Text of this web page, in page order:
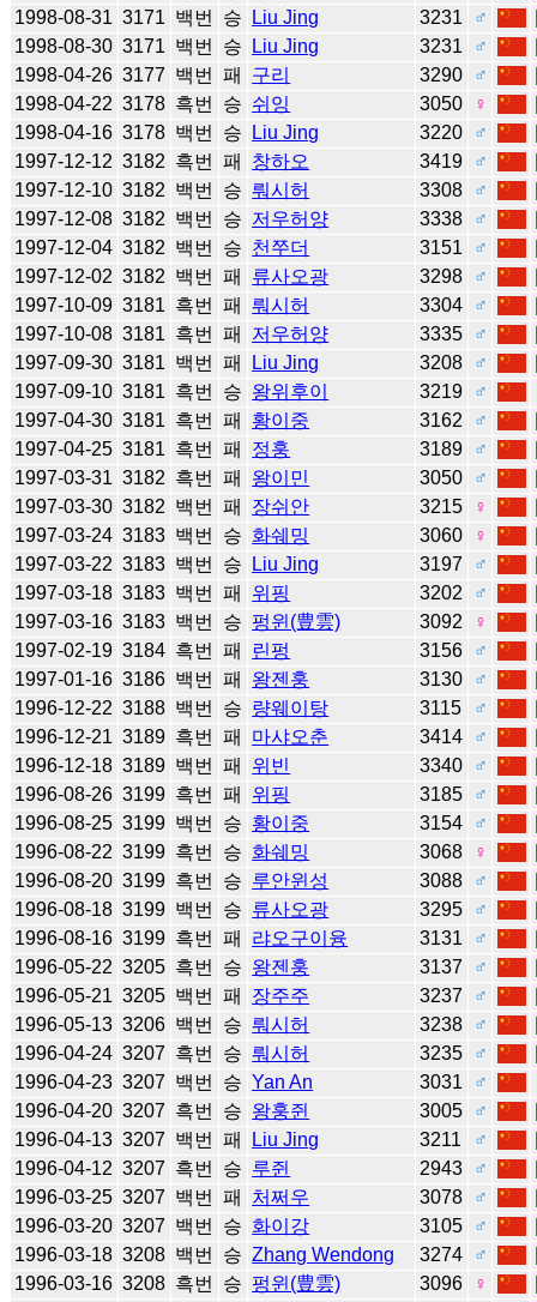
1998-08-31 3171 백번 승 Liu Jing 3231 ♂
1998-08-30 3171 백번 승 Liu Jing 3231 ♂
1998-04-26 3177 백번 패 구리 3290 ♂
1998-04-22 3178 흑번 승 쉬잉 3050 ♀
1998-04-16 3178 백번 승 Liu Jing 3220 ♂
1997-12-12 3182 흑번 패 창하오 3419 ♂
1997-12-10 3182 백번 승 뤄시허 3308 ♂
1997-12-08 3182 백번 승 저우허양 3338 ♂
1997-12-04 3182 백번 승 천쭈더 3151 ♂
1997-12-02 3182 백번 패 류사오광 3298 ♂
1997-10-09 3181 흑번 패 뤄시허 3304 ♂
1997-10-08 3181 흑번 패 저우허양 3335 ♂
1997-09-30 3181 백번 패 Liu Jing 3208 ♂
1997-09-10 3181 흑번 승 왕위후이 3219
♂
1997-04-30 3181 흑번 패 황이중 3162 ♂
1997-04-25 3181 흑번 패 정훙 3189 ♂
1997-03-31 3182 흑번 패 왕이민 3050 ♂
1997-03-30 3182 백번 패 장쉬안 3215 ♀
1997-03-24 3183 백번 승 화쉐밍 3060 ♀
1997-03-22 3183 백번 승 Liu Jing 3197 ♂
1997-03-18 3183 백번 패 위핑 3202 ♂
1997-03-16 3183 백번 승 펑윈(豊雲) 3092 ♀
1997-02-19 3184 흑번 패 린펑 3156 ♂
1997-01-16 3186 백번 패 왕젠훙 3130 ♂
1996-12-22 3188 백번 승 량웨이탕 3115 ♂
1996-12-21 3189 흑번 패 마샤오춘 3414 ♂
1996-12-18 3189 백번 패 위빈 3340 ♂
1996-08-26 3199 흑번 패 위핑 3185 ♂
1996-08-25 3199 백번 승 황이중 3154 ♂
1996-08-22 3199 흑번 승 화쉐밍 3068 ♀
1996-08-20 3199 흑번 승 루안윈성 3088 ♂
1996-08-18 3199 백번 승 류사오광 3295 ♂
1996-08-16 3199 흑번 패 랴오구이융 3131 ♂
1996-05-22 3205 흑번 승 왕젠훙 3137 ♂
1996-05-21 3205 백번 패 장주주 3237 ♂
1996-05-13 3206 백번 승 뤄시허 3238 ♂
1996-04-24 3207 흑번 승 뤄시허 3235 ♂
1996-04-23 3207 백번 승 Yan An 3031
♂
1996-04-20 3207 흑번 승 왕훙쥔 3005 ♂
1996-04-13 3207 백번 패 Liu Jing 3211 ♂
1996-04-12 3207 흑번 승 루쥔 2943 ♂
1996-03-25 3207 백번 패 처쩌우 3078 ♂
1996-03-20 3207 백번 승 화이강 3105 ♂
1996-03-18 3208 백번 승 Zhang Wendong 3274 ♂
1996-03-16 3208 흑번 승 펑윈(豊雲) 3096 ♀